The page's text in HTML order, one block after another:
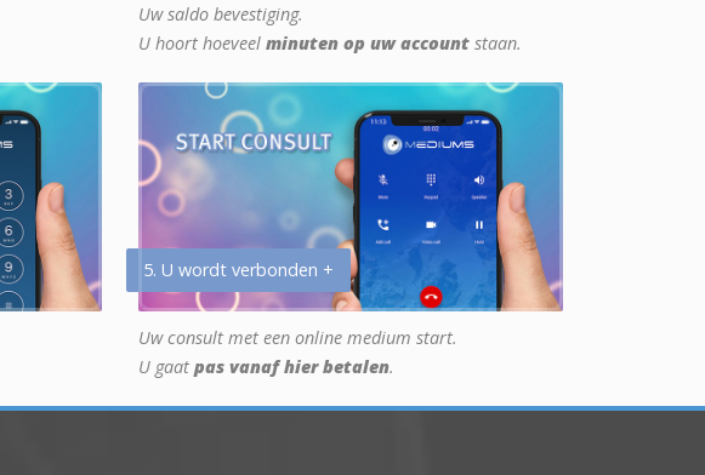
Uw saldo bevestiging.
U hoort hoeveel minuten op uw account staan.
5. U wordt verbonden +
Uw consult met een online medium start.
U gaat pas vanaf hier betalen.